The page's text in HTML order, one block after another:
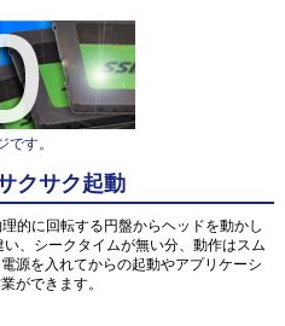
す。
クサク起動
的に回転する円盤からヘッドを動かし
、シークタイムが無い分、動作はスム
源を入れてからの起動やアプリケーシ
ができます。